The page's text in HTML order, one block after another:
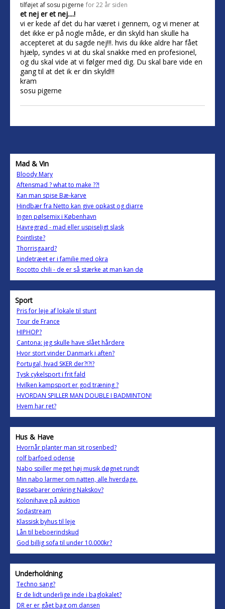
tilføjet af sosu pigerne for 22 år siden
et nej er et nej....!
vi er kede af det du har været i gennem, og vi mener at
det ikke er på nogle måde, er din skyld han skulle ha
accepteret at du sagde nej!!!. hvis du ikke aldre har fået
hjælp, syndes vi at du skal snakke med en profesionel,
og du skal vide at vi følger med dig. Du skal bare vide en
gang til at det ik er din skyld!!!
kram
sosu pigerne
Mad & Vin
Bloody Mary
Aftensmad ? what to make ??!
Kan man spise Bæ-karve
Hindbær fra Netto kan give opkast og diarre
Ingen pølsemix i København
Havregrød - mad eller uspiseligt slask
Pointliste?
Thorrisgaard?
Lindetræet er i familie med okra
Rocotto chili - de er så stærke at man kan dø
Sport
Pris for leje af lokale til stunt
Tour de France
HIPHOP?
Cantona: jeg skulle have slået hårdere
Hvor stort vinder Danmark i aften?
Portugal, hvad SKER der?!?!?
Tysk cykelsport i frit fald
Hvilken kampsport er god træning ?
HVORDAN SPILLER MAN DOUBLE I BADMINTON!
Hvem har ret?
Hus & Have
Hvornår planter man sit rosenbed?
rolf barfoed odense
Nabo spiller meget høj musik døgnet rundt
Min nabo larmer om natten, alle hverdage.
Bøssebarer omkring Nakskov?
Kolonihave på auktion
Sodastream
Klassisk byhus til leje
Lån til beboerindskud
God billig sofa til under 10.000kr?
Underholdning
Techno sang?
Er de lidt underlige inde i baglokalet?
DR er er gået bag om dansen